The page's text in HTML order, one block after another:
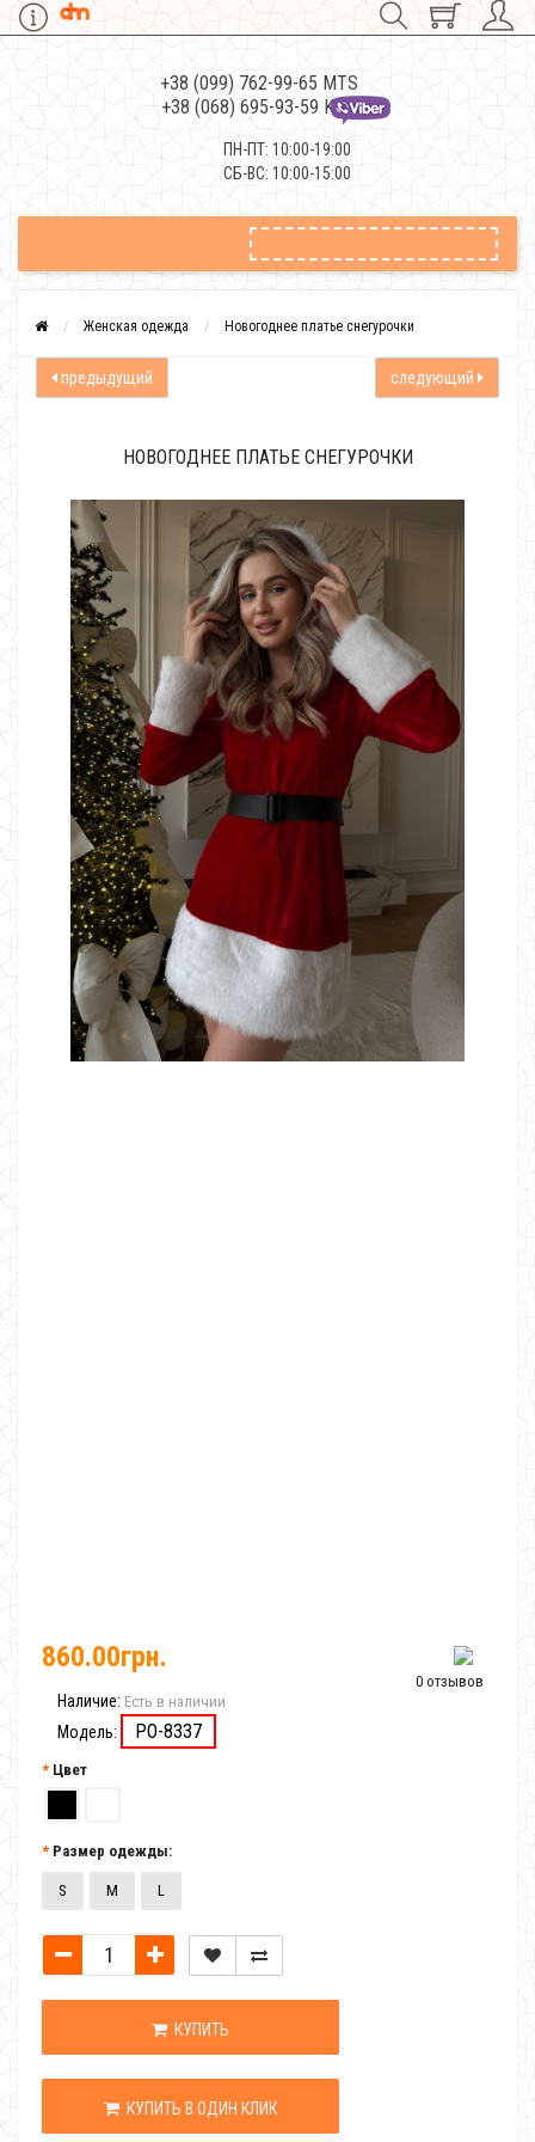
+38 (099) 762-99-65 MTS
+38 (068) 695-93-59 Kievstar
ПН-ПТ: 10:00-19:00
СБ-ВС: 10:00-15:00
Женская одежда Новогоднее платье снегурочки
предыдущий следующий
НОВОГОДНЕЕ ПЛАТЬЕ СНЕГУРОЧКИ
0 отзывов
860.00грн.
Наличие: Есть в наличии
Модель: PO-8337
Цвет
Размер одежды:
S M L
КУПИТЬ
КУПИТЬ В ОДИН КЛИК